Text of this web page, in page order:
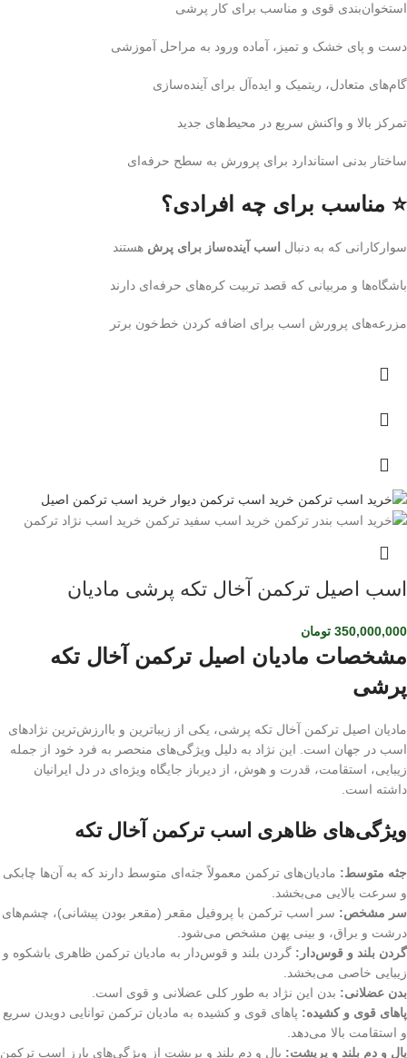
استخوان‌بندی قوی و مناسب برای کار پرشی
دست و پای خشک و تمیز، آماده ورود به مراحل آموزشی
گام‌های متعادل، ریتمیک و ایده‌آل برای آینده‌سازی
تمرکز بالا و واکنش سریع در محیط‌های جدید
ساختار بدنی استاندارد برای پرورش به سطح حرفه‌ای
⭐ مناسب برای چه افرادی؟
سوارکارانی که به دنبال اسب آینده‌ساز برای پرش هستند
باشگاه‌ها و مربیانی که قصد تربیت کره‌های حرفه‌ای دارند
مزرعه‌های پرورش اسب برای اضافه کردن خط‌خون برتر
اسب اصیل ترکمن آخال تکه پرشی مادیان
350,000,000 تومان
مشخصات مادیان اصیل ترکمن آخال تکه
پرشی
مادیان اصیل ترکمن آخال تکه پرشی، یکی از زیباترین و باارزش‌ترین نژادهای
اسب در جهان است. این نژاد به دلیل ویژگی‌های منحصر به فرد خود از جمله
زیبایی، استقامت، قدرت و هوش، از دیرباز جایگاه ویژه‌ای در دل ایرانیان
داشته است.
ویژگی‌های ظاهری اسب ترکمن آخال تکه
جثه متوسط: مادیان‌های ترکمن معمولاً جثه‌ای متوسط دارند که به آن‌ها چابکی
و سرعت بالایی می‌بخشد.
سر مشخص: سر اسب ترکمن با پروفیل مقعر (مقعر بودن پیشانی)، چشم‌های
درشت و براق، و بینی پهن مشخص می‌شود.
گردن بلند و قوس‌دار: گردن بلند و قوس‌دار به مادیان ترکمن ظاهری باشکوه و
زیبایی خاصی می‌بخشد.
بدن عضلانی: بدن این نژاد به طور کلی عضلانی و قوی است.
پاهای قوی و کشیده: پاهای قوی و کشیده به مادیان ترکمن توانایی دویدن سریع
و استقامت بالا می‌دهد.
یال و دم بلند و پرپشت: یال و دم بلند و پرپشت از ویژگی‌های بارز اسب ترکمن